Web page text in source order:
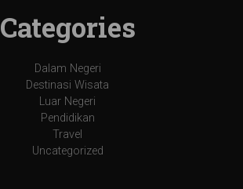
Categories
Dalam Negeri
Destinasi Wisata
Luar Negeri
Pendidikan
Travel
Uncategorized